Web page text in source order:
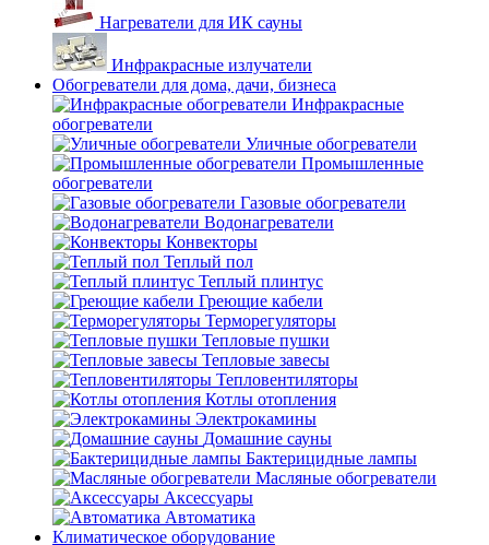
Нагреватели для ИК сауны
Инфракрасные излучатели
Обогреватели для дома, дачи, бизнеса
Инфракрасные
обогреватели
Уличные обогреватели
Промышленные
обогреватели
Газовые обогреватели
Водонагреватели
Конвекторы
Теплый пол
Теплый плинтус
Греющие кабели
Терморегуляторы
Тепловые пушки
Тепловые завесы
Тепловентиляторы
Котлы отопления
Электрокамины
Домашние сауны
Бактерицидные лампы
Масляные обогреватели
Аксессуары
Автоматика
Климатическое оборудование